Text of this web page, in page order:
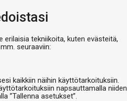
tekniikoita, kuten evästeitä,
seuraaviin:
kaikkiin näihin käyttötarkoituksiin.
napsauttamalla niiden
”Tallenna asetukset”.
tyhjä